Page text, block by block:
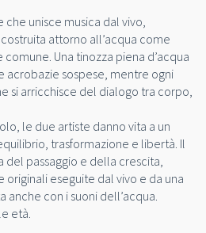
unisce musica dal vivo,
attorno all’acqua come
Una tinozza piena d’acqua
acrobazie sospese, mentre ogni
si arricchisce del dialogo tra corpo,
le due artiste danno vita a un
trasformazione e libertà. Il
passaggio e della crescita,
eseguite dal vivo e da una
anche con i suoni dell’acqua.
età.